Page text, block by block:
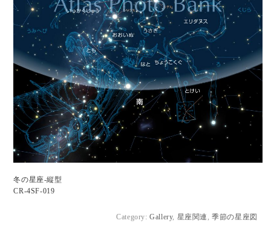
冬の星座-縦型
CR-4SF-019
Category:Gallery, 星座関連 ,季節の星座図